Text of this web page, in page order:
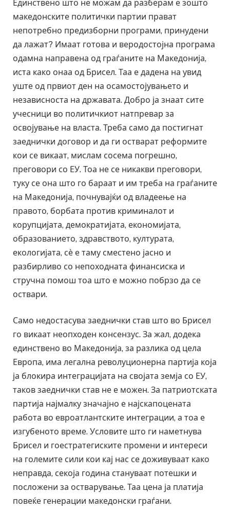
Единствено што не можам да разберам е зошто
македонските политички партии прават
непотребно предизборни програми, принудени
да лажат? Имаат готова и веродостојна програма
одамна направена од граѓаните на Македонија,
иста како онаа од Брисел. Таа е дадена на увид
уште од првиот ден на осамостојувањето и
независноста на државата. Добро ја знаат сите
учесници во политичкиот натпревар за
освојување на власта. Треба само да постигнат
заеднички договор и да ги остварат реформите
кои се викаат, мислам сосема погрешно,
преговори со ЕУ. Тоа не се никакви преговори,
туку се она што го бараат и им треба на граѓаните
на Македонија, почнувајќи од владеење на
правото, борбата против криминалот и
корупцијата, демократијата, економијата,
образованието, здравството, културата,
екологијата, сѐ е таму сместено јасно и
разбирливо со непоходната финансиска и
стручна помош тоа што е можно побрзо да се
оствари.
Само недостасува заеднички став што во Брисел
го викаат неопходен консензус. За жал, додека
единствено во Македонија, за разлика од цела
Европа, има легална револуционерна партија која
ја блокира интеграцијата на својата земја со ЕУ,
таков заеднички став не е можен. За патриотската
партија најмалку значајно е најскапоцената
работа во евроатлантските интеграции, а тоа е
изгубеното време. Условите што ги наметнува
Брисел и гоестратегиските промени и интереси
на големите сили кои кај нас се доживуваат како
неправда, секоја година стануваат потешки и
посложени за остварување. Таа цена ја платија
повеќе генерации македонски граѓани.